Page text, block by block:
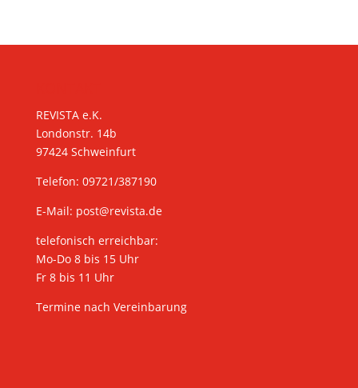
REVISTA e.K.
Londonstr. 14b
97424 Schweinfurt
Telefon: 09721/387190
E-Mail: post@revista.de
telefonisch erreichbar:
Mo-Do 8 bis 15 Uhr
Fr 8 bis 11 Uhr
Termine nach Vereinbarung